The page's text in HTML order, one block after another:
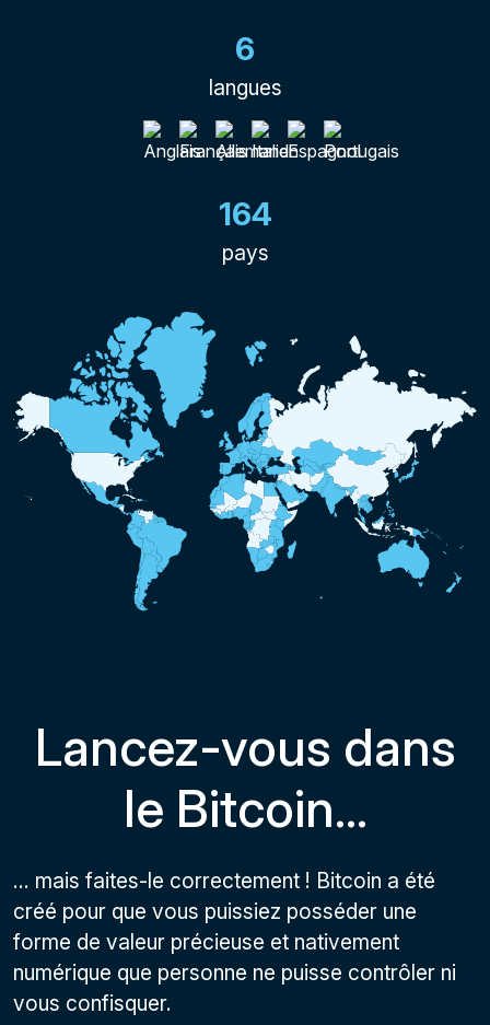
6
langues
164
pays
Lancez-vous dans
le Bitcoin...
... mais faites-le correctement ! Bitcoin a été
créé pour que vous puissiez posséder une
forme de valeur précieuse et nativement
numérique que personne ne puisse contrôler ni
vous confisquer.